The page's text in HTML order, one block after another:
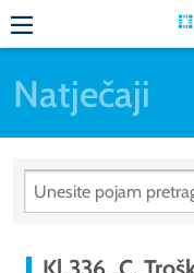
Natječaji